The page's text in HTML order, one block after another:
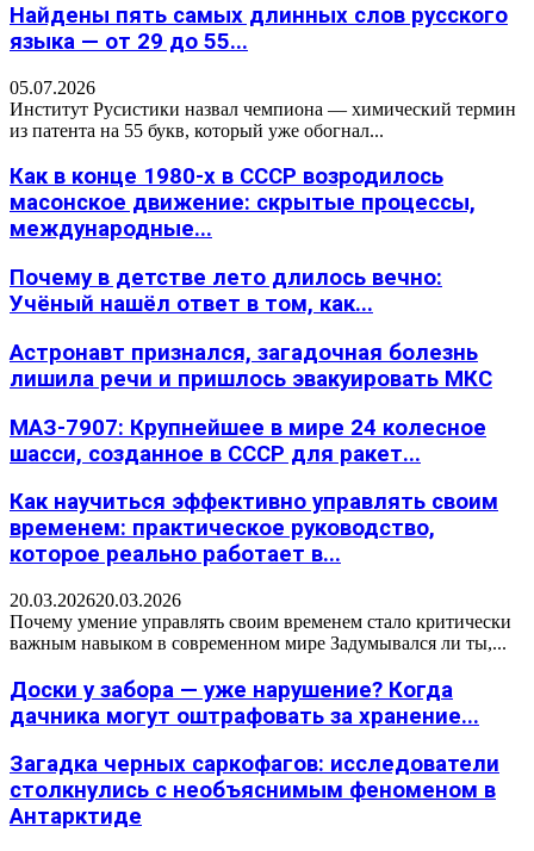
Найдены пять самых длинных слов русского
языка — от 29 до 55...
05.07.2026
Институт Русистики назвал чемпиона — химический термин
из патента на 55 букв, который уже обогнал...
Как в конце 1980-х в СССР возродилось
масонское движение: скрытые процессы,
международные...
Почему в детстве лето длилось вечно:
Учёный нашёл ответ в том, как...
Астронавт признался, загадочная болезнь
лишила речи и пришлось эвакуировать МКС
МАЗ-7907: Крупнейшее в мире 24 колесное
шасси, созданное в СССР для ракет...
Как научиться эффективно управлять своим
временем: практическое руководство,
которое реально работает в...
20.03.202620.03.2026
Почему умение управлять своим временем стало критически
важным навыком в современном мире Задумывался ли ты,...
Доски у забора — уже нарушение? Когда
дачника могут оштрафовать за хранение...
Загадка черных саркофагов: исследователи
столкнулись с необъяснимым феноменом в
Антарктиде